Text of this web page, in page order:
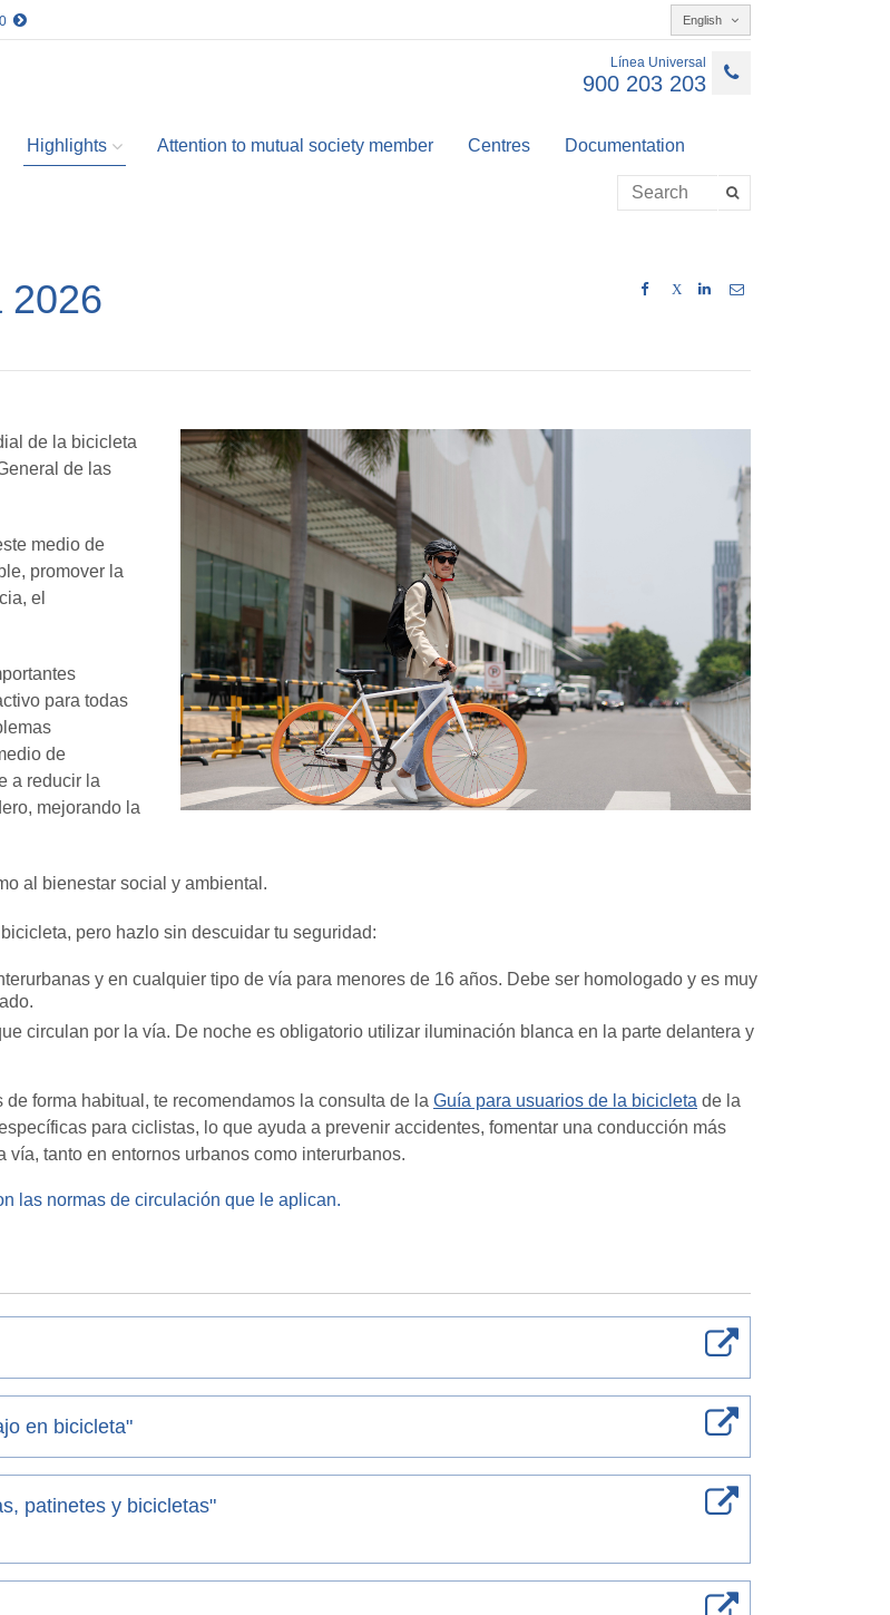
English
Línea Universal
900 203 203
Highlights Attention to mutual society member Centres Documentation
X
2026
de la bicicleta
de las
medio de
promover la
el
para todas
de
a reducir la
mejorando la
al bienestar social y ambiental.
pero hazlo sin descuidar tu seguridad:
y en cualquier tipo de vía para menores de 16 años. Debe ser homologado y es muy
circulan por la vía. De noche es obligatorio utilizar iluminación blanca en la parte delantera y
forma habitual, te recomendamos la consulta de la Guía para usuarios de la bicicleta de la
para ciclistas, lo que ayuda a prevenir accidentes, fomentar una conducción más
tanto en entornos urbanos como interurbanos.
las normas de circulación que le aplican.
en bicicleta"
patinetes y bicicletas"